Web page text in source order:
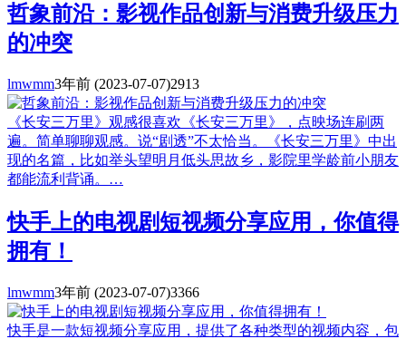
哲象前沿：影视作品创新与消费升级压力
的冲突
lmwmm3年前 (2023-07-07)2913
《长安三万里》观感很喜欢《长安三万里》，点映场连刷两
遍。简单聊聊观感。说“剧透”不太恰当。《长安三万里》中出
现的名篇，比如举头望明月低头思故乡，影院里学龄前小朋友
都能流利背诵。…
快手上的电视剧短视频分享应用，你值得
拥有！
lmwmm3年前 (2023-07-07)3366
快手是一款短视频分享应用，提供了各种类型的视频内容，包